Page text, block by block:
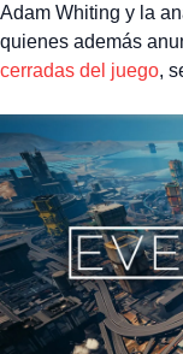
Adam Whiting y la
quienes además
cerradas del juego,